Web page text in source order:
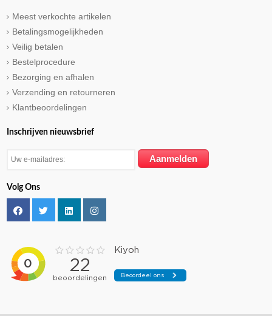
Meest verkochte artikelen
Betalingsmogelijkheden
Veilig betalen
Bestelprocedure
Bezorging en afhalen
Verzending en retourneren
Klantbeoordelingen
Inschrijven nieuwsbrief
Volg Ons